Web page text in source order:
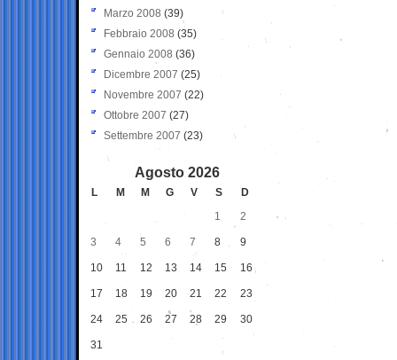
Marzo 2008 (39)
Febbraio 2008 (35)
Gennaio 2008 (36)
Dicembre 2007 (25)
Novembre 2007 (22)
Ottobre 2007 (27)
Settembre 2007 (23)
Agosto 2026
L M M G V S
D
1
2
3 4 5 6 7 8 9
10 11 12 13 14 15 16
17 18 19 20 21 22 23
24 25 26 27 28 29 30
31